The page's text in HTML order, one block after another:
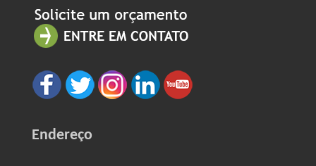
Endereço